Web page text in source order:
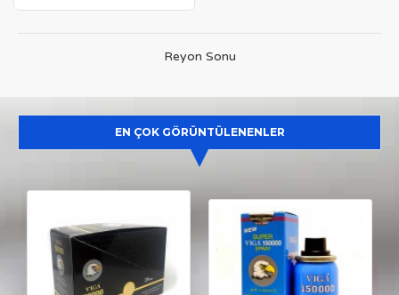
Reyon Sonu
EN ÇOK GÖRÜNTÜLENENLER